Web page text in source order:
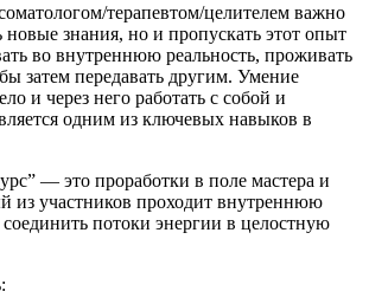
терапевтом/целителем важно
новые знания, но и пропускать этот опыт
во внутреннюю реальность, проживать
затем передавать другим. Умение
и через него работать с собой и
одним из ключевых навыков в
— это проработки в поле мастера и
из участников проходит внутреннюю
потоки энергии в целостную